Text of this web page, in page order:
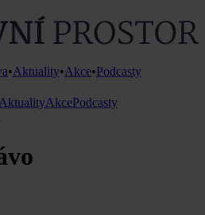
•Aktuality•Akce•Podcasty
AktualityAkcePodcasty